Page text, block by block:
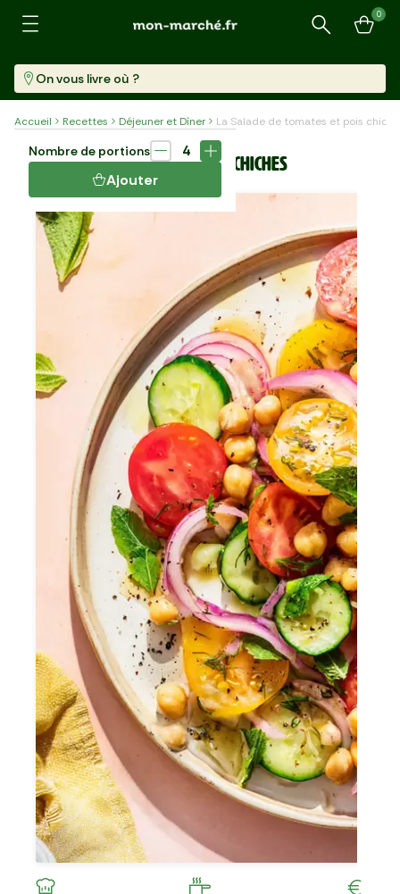
Recherche
0
On vous livre où ?
Accueil Recettes Déjeuner et Dîner
La Salade de tomates et pois
LA SALADE DE TOMATES ET POIS CHICHES
Nombre de portions
4
Ajouter